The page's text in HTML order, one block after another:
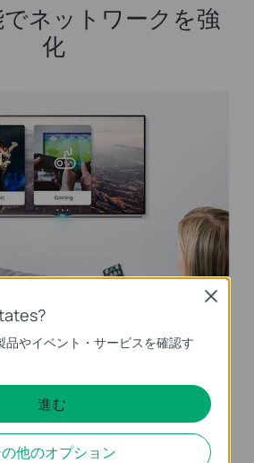
ネットワークを強
化
QoS
など。遅延に敏感なアプリケーションで
品やイベント・サービスを確認す
進む
他のオプション
Close